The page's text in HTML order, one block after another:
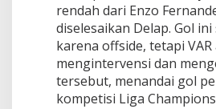
rendah dari Enzo
diselesaikan Delap. Gol
karena offside, tetapi
mengintervensi dan
tersebut, menandai gol
kompetisi Liga